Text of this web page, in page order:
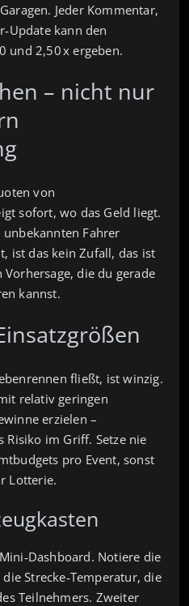
Jeder Kommentar,
kann den
und 2,50 x ergeben.
– nicht nur
von
sofort, wo das Geld liegt.
Fahrer
ist das kein Zufall, das ist
Vorhersage, die du gerade
kannst.
fließt, ist winzig.
relativ geringen
erzielen –
Risiko im Griff. Setze nie
pro Event, sonst
Lotterie.
Notiere die
Strecke‑Temperatur, die
Teilnehmers. Zweiter